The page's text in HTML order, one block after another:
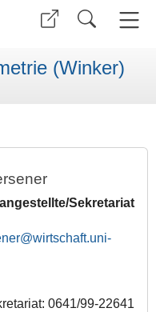
(Winker)
Sekretariat
0641/99-22641